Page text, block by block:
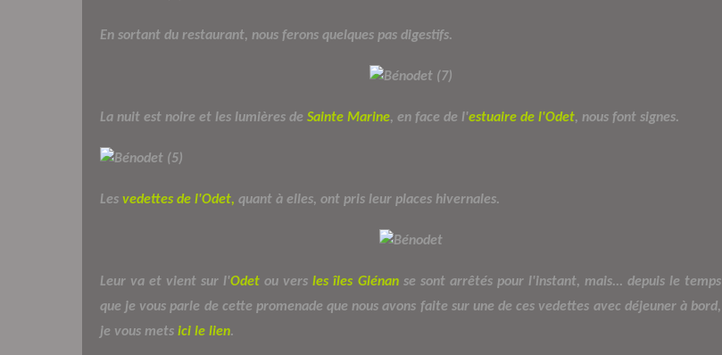
En sortant du restaurant, nous ferons quelques pas digestifs.
La nuit est noire et les lumières de Sainte Marine, en face de l'estuaire de l'Odet, nous font signes.
Les vedettes de l'Odet, quant à elles, ont pris leur places hivernales.
Leur va et vient sur l'Odet ou versles îles Glénanse sont arrêtés pour l'instant, mais... depuis le temps
que je vous parle de cette promenade que nous avons faite sur une de ces vedettes avec déjeuner à bord,
je vous mets ici le lien.